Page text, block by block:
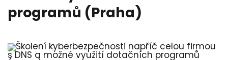
programů (Praha)